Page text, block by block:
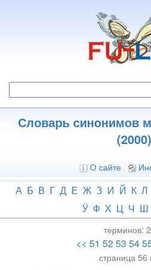
Словарь синонимов
(2000)
О сайте
А Б В Г Д Е Ж З И Й К Л
Ӱ Ф Х Ц Ч Ш
терминов:
<< 51 5253 54
страница 56